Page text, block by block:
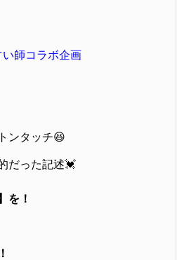
師コラボ企画
ンタッチ😆
だった記述💓
を！